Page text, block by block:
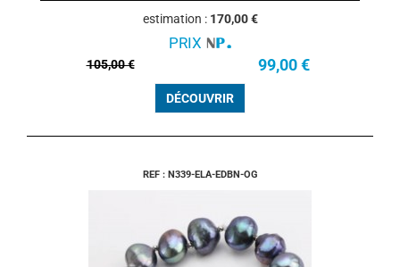
estimation : 170,00 €
PRIX
105,00 € 99,00 €
DÉCOUVRIR
REF : N339-ELA-EDBN-OG